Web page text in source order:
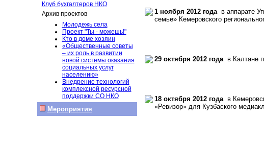
Клуб бухгалтеров НКО
Архив проектов
Молодежь села
Проект "Ты - можешь!"
Кто в доме хозяин
«Общественные советы
– их роль в развитии
новой системы оказания
социальных услуг
населению»
Внедрение технологий
комплексной ресурсной
поддержки СО НКО
Мероприятия
1 ноября 2012 годав аппарате
семье» Кемеровского
29 октября 2012 годав Калтане
18 октября 2012 годав
«Ревизор» для Кузбаского